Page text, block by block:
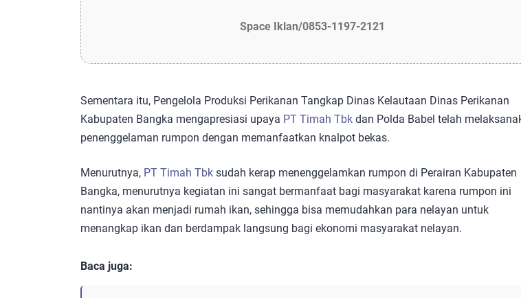
Space Iklan/0853-1197-2121
Sementara itu, Pengelola Produksi Perikanan Tangkap Dinas Kelautaan Dinas Perikanan
Kabupaten Bangka mengapresiasi upaya PT Timah Tbk dan Polda Babel telah
penenggelaman rumpon dengan memanfaatkan knalpot bekas.
Menurutnya, PT Timah Tbk sudah kerap menenggelamkan rumpon di Perairan Kabupaten
Bangka, menurutnya kegiatan ini sangat bermanfaat bagi masyarakat karena rumpon ini
nantinya akan menjadi rumah ikan, sehingga bisa memudahkan para nelayan untuk
menangkap ikan dan berdampak langsung bagi ekonomi masyarakat nelayan.
Baca juga: